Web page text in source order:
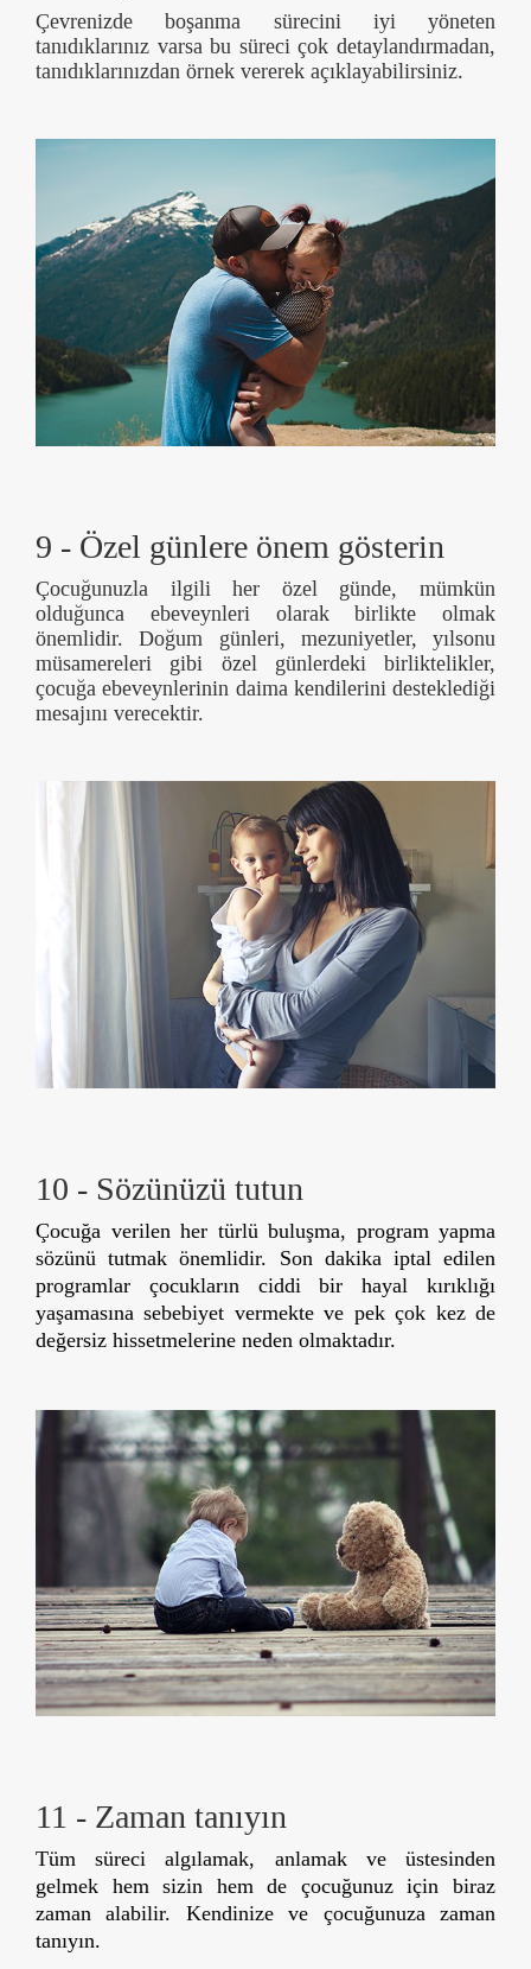
Çevrenizde boşanma sürecini iyi yöneten
tanıdıklarınız varsa bu süreci çok detaylandırmadan,
tanıdıklarınızdan örnek vererek açıklayabilirsiniz.
9 - Özel günlere önem gösterin
Çocuğunuzla ilgili her özel günde, mümkün
olduğunca ebeveynleri olarak birlikte olmak
önemlidir. Doğum günleri, mezuniyetler, yılsonu
müsamereleri gibi özel günlerdeki birliktelikler,
çocuğa ebeveynlerinin daima kendilerini desteklediği
mesajını verecektir.
10 - Sözünüzü tutun
Çocuğa verilen her türlü buluşma, program yapma
sözünü tutmak önemlidir. Son dakika iptal edilen
programlar çocukların ciddi bir hayal kırıklığı
yaşamasına sebebiyet vermekte ve pek çok kez de
değersiz hissetmelerine neden olmaktadır.
11 - Zaman tanıyın
Tüm süreci algılamak, anlamak ve üstesinden
gelmek hem sizin hem de çocuğunuz için biraz
zaman alabilir. Kendinize ve çocuğunuza zaman
tanıyın.